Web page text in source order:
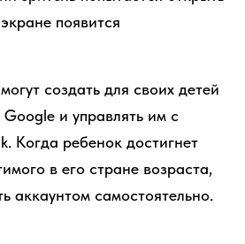
появится
создать для своих детей
и управлять им с
Когда ребенок достигнет
в его стране возраста,
аккаунтом самостоятельно.